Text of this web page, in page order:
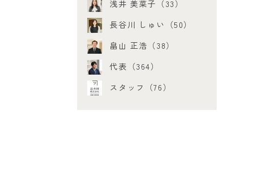
浅井 美菜子（33）
長谷川 しゅい（50）
畠山 正浩（38）
代表（364）
スタッフ（76）